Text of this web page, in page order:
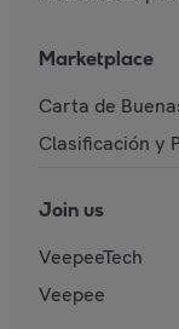
Marketplace
Carta de
Clasificación y
Join us
VeepeeTech
Veepee